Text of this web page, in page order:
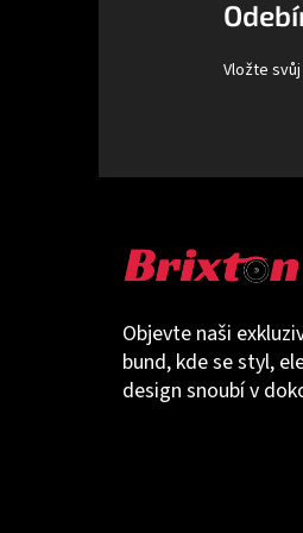
Objevte naši
bund, kde se styl,
design snoubí v
Vložte